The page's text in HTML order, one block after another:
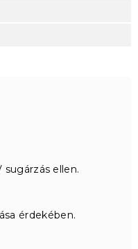
ellen.
érdekében.